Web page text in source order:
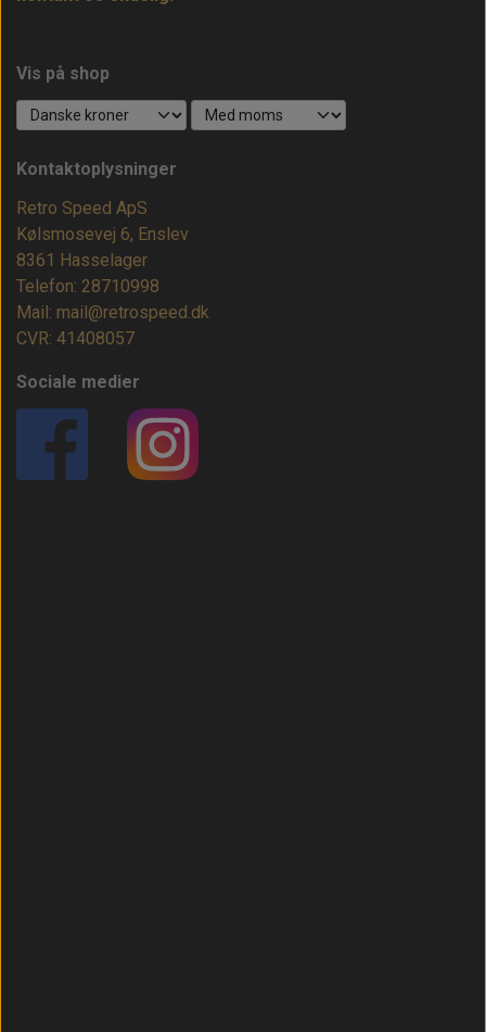
Vis på shop
Kontaktoplysninger
Retro Speed ApS
Kølsmosevej 6, Enslev
8361 Hasselager
Telefon: 28710998
Mail: mail@retrospeed.dk
CVR: 41408057
Sociale medier